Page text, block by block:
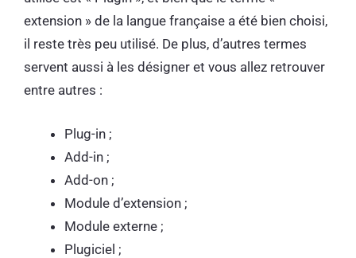
extension » de la langue française a été bien choisi,
il reste très peu utilisé. De plus, d’autres termes
servent aussi à les désigner et vous allez retrouver
entre autres :
Plug-in ;
Add-in ;
Add-on ;
Module d’extension ;
Module externe ;
Plugiciel ;